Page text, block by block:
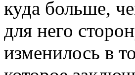
куда больше,
для него
изменилось в